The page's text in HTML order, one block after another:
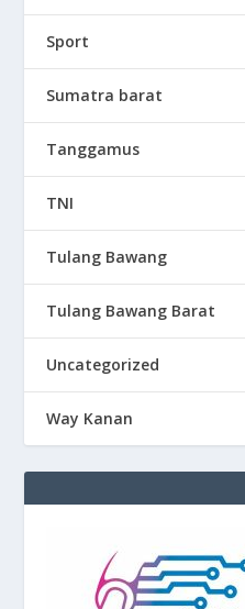
Sport
Sumatra barat
Tanggamus
TNI
Tulang Bawang
Tulang Bawang Barat
Uncategorized
Way Kanan